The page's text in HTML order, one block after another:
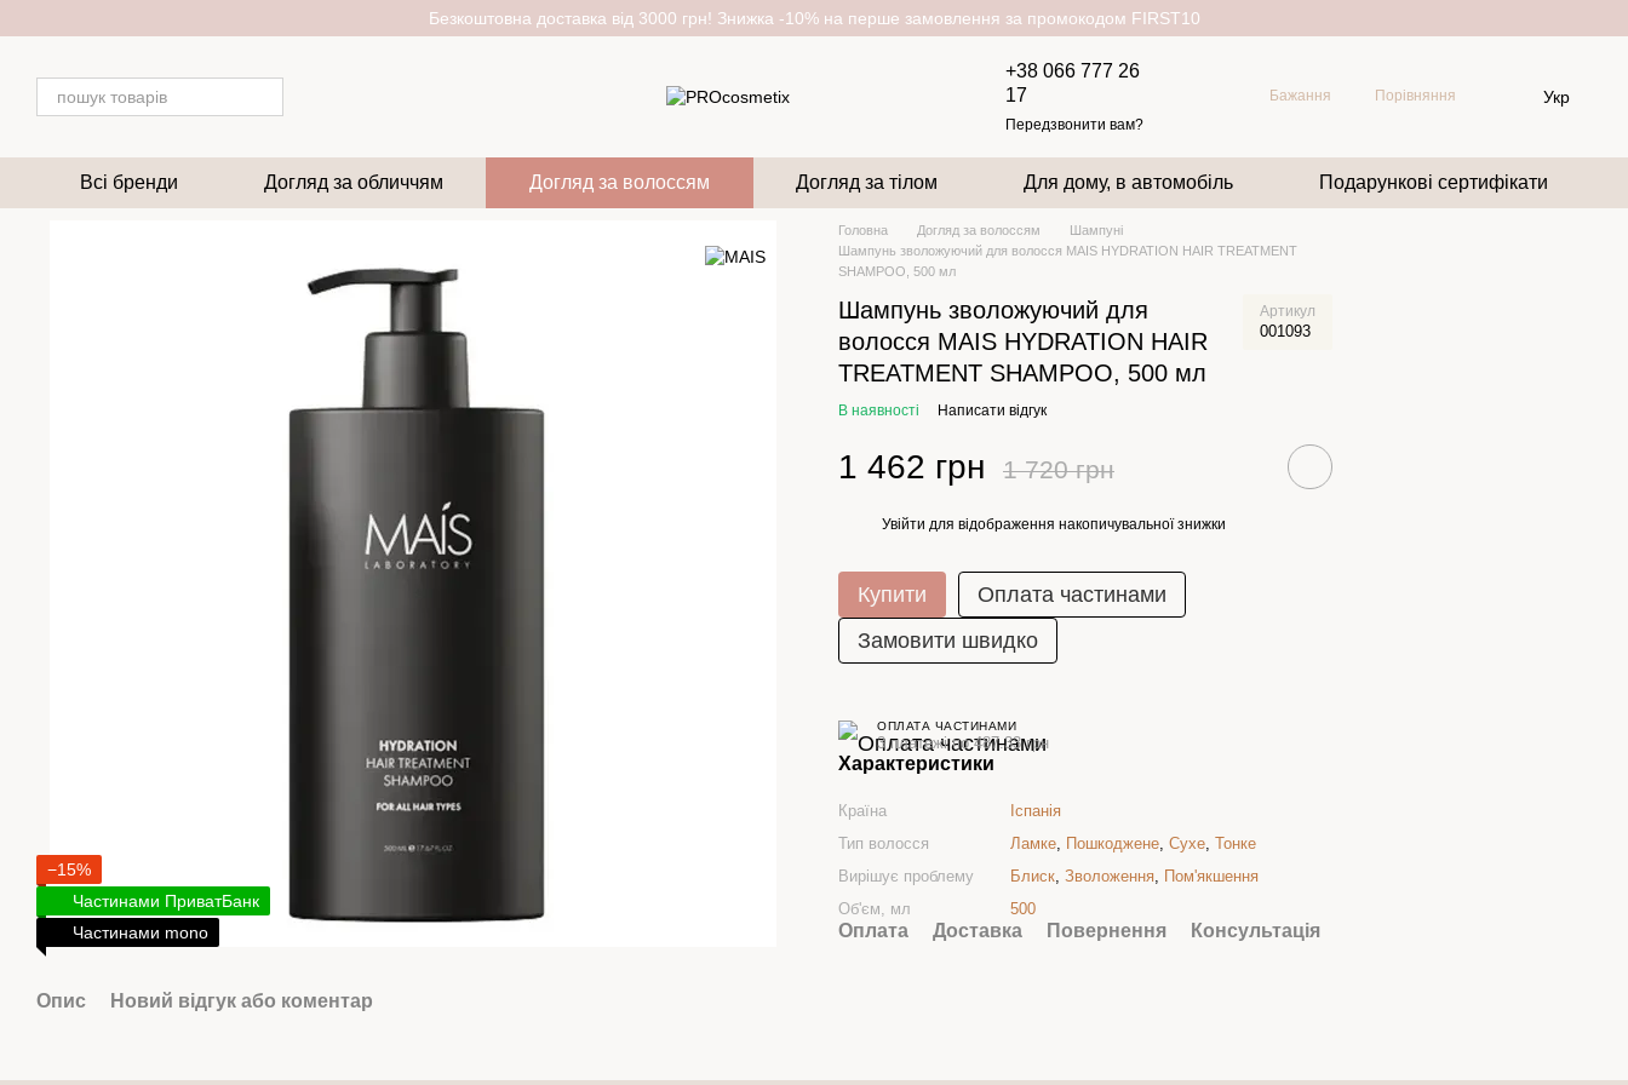
Безкоштовна доставка від 3000 грн! Знижка -10% на перше замовлення за промокодом FIRST10
+38 066 777 26
17
Передзвонити вам?
Бажання Порівняння Укр
Всі бренди Догляд за обличчям Догляд за волоссям Догляд за тілом Для дому, в автомобіль Подарункові сертифікати
−15%
Частинами ПриватБанк
Частинами mono
Опис Новий відгук або коментар
Головна Догляд за волоссям
Шампуні
Шампунь зволожуючий для волосся MAIS HYDRATION HAIR TREATMENT
SHAMPOO, 500 мл
Шампунь зволожуючий для
волосся MAIS HYDRATION HAIR
TREATMENT SHAMPOO, 500 мл
Артикул
001093
В наявності Написати відгук
1 462 грн 1 720 грн
Увійти для відображення накопичувальної знижки
Купити
Оплата частинами
Замовити швидко
ОПЛАТА ЧАСТИНАМИ
3 платежі по 487.33 грн
Характеристики
Країна
Іспанія
Тип волосся
Ламке, Пошкоджене, Сухе, Тонке
Вирішує проблему
Блиск, Зволоження, Пом'якшення
Об'єм, мл
500
Оплата Доставка Повернення Консультація